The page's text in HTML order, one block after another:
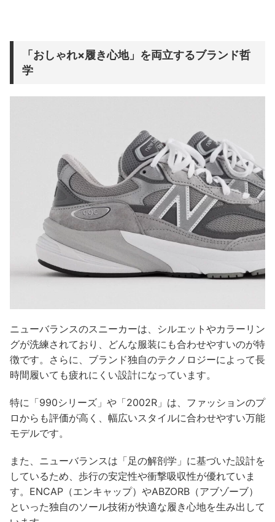
「おしゃれ×履き心地」を両立するブランド哲
学
ニューバランスのスニーカーは、シルエットやカラーリン
グが洗練されており、どんな服装にも合わせやすいのが特
徴です。さらに、ブランド独自のテクノロジーによって長
時間履いても疲れにくい設計になっています。
特に「990シリーズ」や「2002R」は、ファッションのプ
ロからも評価が高く、幅広いスタイルに合わせやすい万能
モデルです。
また、ニューバランスは「足の解剖学」に基づいた設計を
しているため、歩行の安定性や衝撃吸収性が優れていま
す。ENCAP（エンキャップ）やABZORB（アブゾーブ）
といった独自のソール技術が快適な履き心地を生み出して